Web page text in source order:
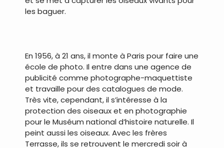
les baguer.
En 1956, à 21 ans, il monte à Paris pour faire une
école de photo. Il entre dans une agence de
publicité comme photographe-maquettiste
et travaille pour des catalogues de mode.
Très vite, cependant, il s’intéresse à la
protection des oiseaux et en photographie
pour le Muséum national d’histoire naturelle. Il
peint aussi les oiseaux. Avec les frères
Terrasse, ils se retrouvent le mercredi soir à